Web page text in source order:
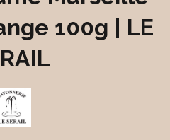
100g | LE